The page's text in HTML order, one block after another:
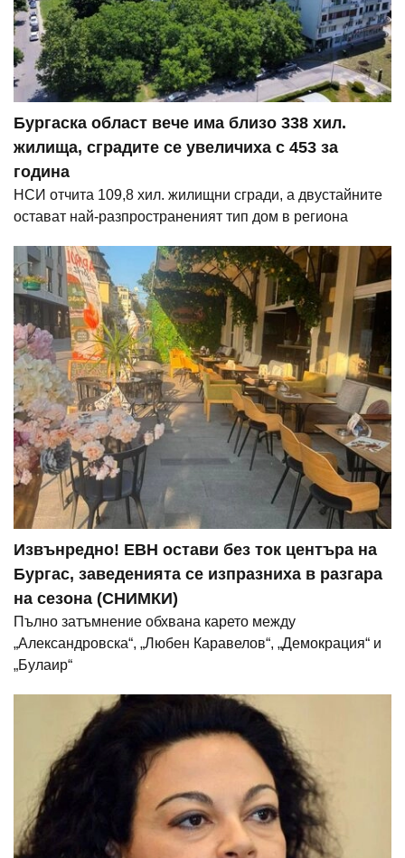
Бургаска област вече има близо 338 хил.
жилища, сградите се увеличиха с 453 за
година
НСИ отчита 109,8 хил. жилищни сгради, а двустайните
остават най-разпространеният тип дом в региона
Извънредно! ЕВН остави без ток центъра на
Бургас, заведенията се изпразниха в разгара
на сезона (СНИМКИ)
Пълно затъмнение обхвана карето между
„Александровска“, „Любен Каравелов“, „Демокрация“ и
„Булаир“